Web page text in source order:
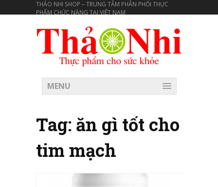
THẢO NHI SHOP – TRUNG TÂM PHÂN PHỐI THỰC
PHẨM CHỨC NĂNG TẠI VIÊT NAM
MENU
Tag: ăn gì tốt cho
tim mạch